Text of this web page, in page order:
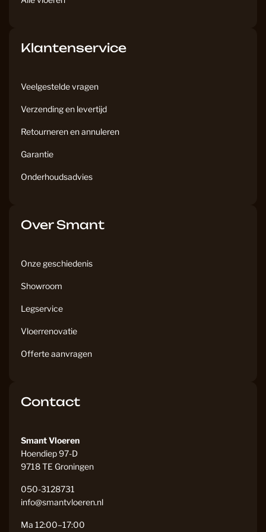
Klantenservice
Veelgestelde vragen
Verzending en levertijd
Retourneren en annuleren
Garantie
Onderhoudsadvies
Over Smant
Onze geschiedenis
Showroom
Legservice
Vloerrenovatie
Offerte aanvragen
Contact
Smant Vloeren
Hoendiep 97-D
9718 TE Groningen
050-3128731
info@smantvloeren.nl
Ma 12:00–17:00